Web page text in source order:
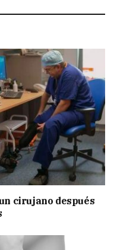
cirujano después